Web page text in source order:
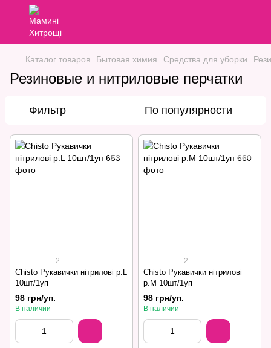
Каталог товаров Бытовая химия Средства для уборки
Резиновые и нитриловые перчатки
Фильтр По популярности
2
Chisto Рукавички нітрилові р.L
10шт/1уп
98 грн/уп.
В наличии
2
Chisto Рукавички нітрилові
р.М 10шт/1уп
98 грн/уп.
В наличии